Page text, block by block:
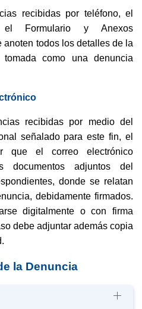
recibidas por teléfono, el
el Formulario y Anexos
todos los detalles de la
como una denuncia
recibidas por medio del
señalado para este fin, el
que el correo electrónico
documentos adjuntos del
donde se relatan
debidamente firmados.
digitalmente o con firma
debe adjuntar además copia
la Denuncia